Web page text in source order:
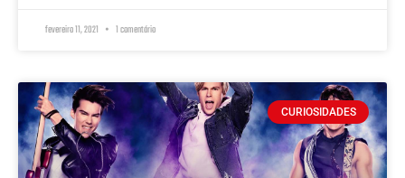
fevereiro 11, 2021 1 comentário
CURIOSIDADES